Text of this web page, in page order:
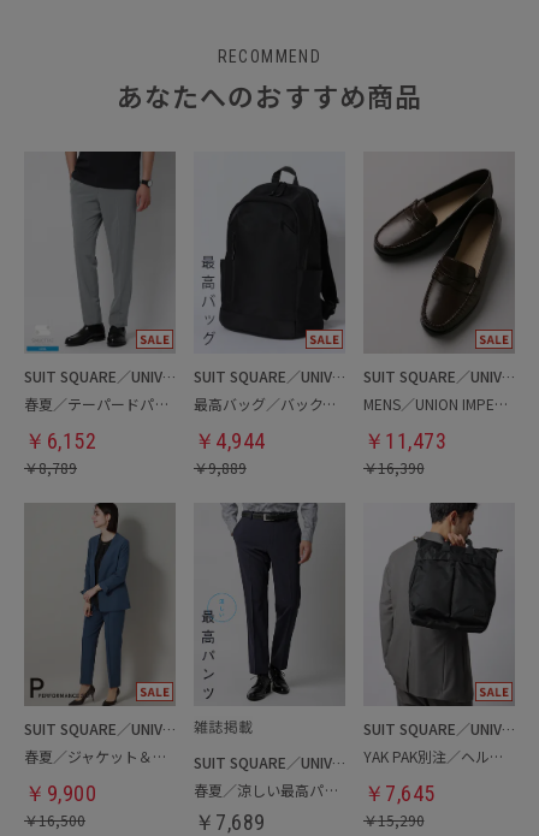
RECOMMEND
あなたへのおすすめ商品
SUIT SQUARE／UNIVERSAL LANGUAGE
春夏／テーパードパンツ
￥ 6,152
￥8,789
SUIT SQUARE／UNIVERSAL LANGUAGE
最高バッグ／バックパック
￥ 4,944
￥9,889
SUIT SQUARE／UNIVERSAL LANGUAGE
MENS／UNION IMPERIAL監修／コインローファー
￥ 11,473
￥16,390
SUIT SQUARE／UNIVERSAL LANGUAGE／WHITE
春夏／ジャケット＆パンツセットアップ／洗濯ネット付き
￥ 9,900
￥16,500
SUIT SQUARE／UNIVERSAL LANGUAGE
春夏／涼しい最高パンツ
￥ 7,689
SUIT SQUARE／UNIVERSAL LANGUAGE
YAK PAK別注／ヘルメットバッグ
￥ 7,645
￥15,290